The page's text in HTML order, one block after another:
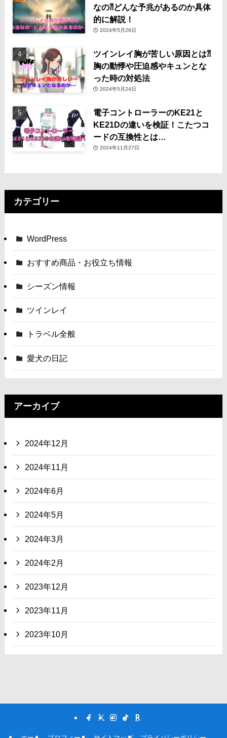
なの⁈どんな予兆があるのか具体
的に解説！
2024年5月26日
ツインレイ胸が苦しい原因とは⁈
胸の動悸や圧迫感やキュンとな
った時の対処法
2024年5月24日
電子コントローラーのKE21と
KE21Dの違いを検証！こたつコ
ードの互換性とは…
2024年11月27日
カテゴリー
WordPress
おすすめ商品・お役立ち情報
シーズン情報
ツインレイ
トラベル全般
愛犬の日記
アーカイブ
2024年12月
2024年11月
2024年6月
2024年5月
2024年3月
2024年2月
2023年12月
2023年11月
2023年10月